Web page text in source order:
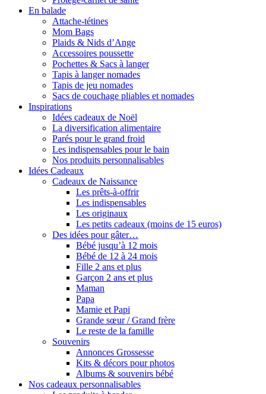
En balade
Attache-tétines
Mom Bags
Plaids & Nids d’Ange
Accessoires poussette
Pochettes & Sacs à langer
Tapis à langer nomades
Tapis de jeu nomades
Sacs de couchage pliables et nomades
Inspirations
Idées cadeaux de Noël
La diversification alimentaire
Parés pour le grand froid
Les indispensables pour le bain
Nos produits personnalisables
Idées Cadeaux
Cadeaux de Naissance
Les prêts-à-offrir
Les indispensables
Les originaux
Les petits cadeaux (moins de 15 euros)
Des idées pour gâter…
Bébé jusqu’à 12 mois
Bébé de 12 à 24 mois
Fille 2 ans et plus
Garçon 2 ans et plus
Maman
Papa
Mamie et Papi
Grande sœur / Grand frère
Le reste de la famille
Souvenirs
Annonces Grossesse
Kits & décors pour photos
Albums & souvenirs bébé
Nos cadeaux personnalisables